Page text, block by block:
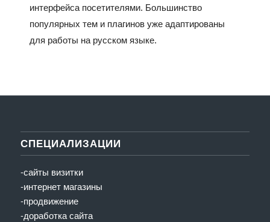
интерфейса посетителями. Большинство
популярных тем и плагинов уже адаптированы
для работы на русском языке.
СПЕЦИАЛИЗАЦИИ
-сайты визитки
-интернет магазины
-продвижение
-доработка сайта